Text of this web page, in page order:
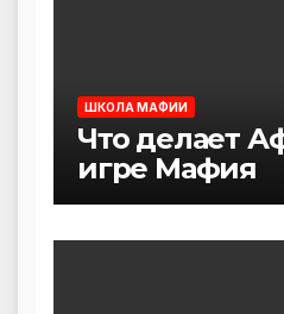
ШКОЛА МАФИИ
Что делает
игре Мафия